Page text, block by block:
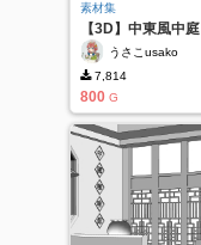
素材集
【3D】中東風中庭
うさこusako
7,814
800 G